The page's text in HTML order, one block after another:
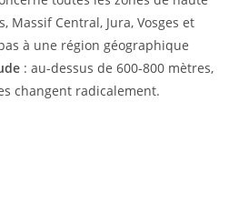
Massif Central, Jura, Vosges et
à une région géographique
: au-dessus de 600-800 mètres,
changent radicalement.